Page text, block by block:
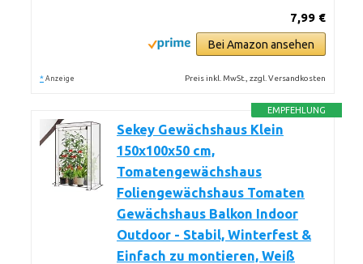
7,99 €
Bei Amazon ansehen
* Anzeige Preis inkl. MwSt., zzgl. Versandkosten
EMPFEHLUNG
Sekey Gewächshaus Klein
150x100x50 cm,
Tomatengewächshaus
Foliengewächshaus Tomaten
Gewächshaus Balkon Indoor
Outdoor - Stabil, Winterfest &
Einfach zu montieren, Weiß